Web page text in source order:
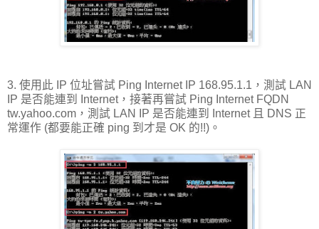
3. 使用此 IP 位址嘗試 Ping Internet IP 168.95.1.1，測試 LAN
IP 是否能連到 Internet，接著再嘗試 Ping Internet FQDN
tw.yahoo.com，測試 LAN IP 是否能連到 Internet 且 DNS 正
常運作 (都要能正確 ping 到才是 OK 的!!)。